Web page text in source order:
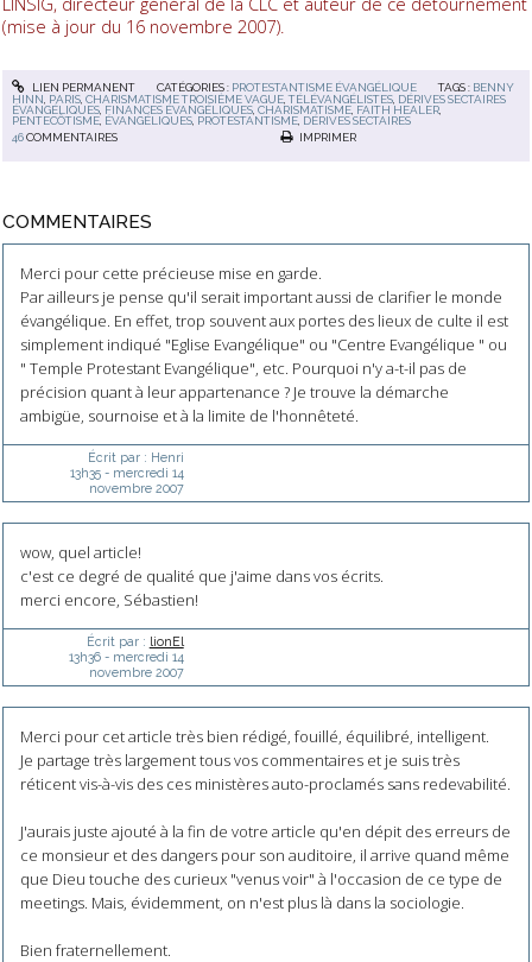
(mise à jour du 16 novembre 2007).
LIEN PERMANENT CATÉGORIES : PROTESTANTISME ÉVANGÉLIQUE TAGS : BENNY
HINN PARIS ,CHARISMATISME TROISIÈME VAGUE ,TÉLÉVANGÉLISTES DÉRIVES SECTAIRES
ÉVANGÉLIQUES FINANCES ÉVANGÉLIQUES ,CHARISMATISME FAITH HEALER
PENTECÔTISME ÉVANGÉLIQUES PROTESTANTISME DÉRIVES SECTAIRES
46COMMENTAIRES IMPRIMER
COMMENTAIRES
Merci pour cette précieuse mise en garde.
Par ailleurs je pense qu'il serait important aussi de clarifier le monde
évangélique. En effet, trop souvent aux portes des lieux de culte il est
simplement indiqué "Eglise Evangélique" ou "Centre Evangélique " ou
" Temple Protestant Evangélique", etc. Pourquoi n'y a-t-il pas de
précision quant à leur appartenance ? Je trouve la démarche
ambigüe, sournoise et à la limite de l'honnêteté.
Écrit par : Henri
13h35- mercredi 14
novembre 2007
wow, quel article!
c'est ce degré de qualité que j'aime dans vos écrits.
merci encore, Sébastien!
Écrit par : lionEl
13h36- mercredi 14
novembre 2007
Merci pour cet article très bien rédigé, fouillé, équilibré, intelligent.
Je partage très largement tous vos commentaires et je suis très
réticent vis-à-vis des ces ministères auto-proclamés sans redevabilité.
J'aurais juste ajouté à la fin de votre article qu'en dépit des erreurs de
ce monsieur et des dangers pour son auditoire, il arrive quand même
que Dieu touche des curieux "venus voir" à l'occasion de ce type de
meetings. Mais, évidemment, on n'est plus là dans la sociologie.
Bien fraternellement.